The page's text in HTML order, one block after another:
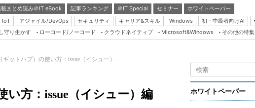
載まとめ読み＠IT eBook 記事ランキング ＠IT Special セミナー
ホワイトペーパー
IoT アジャイル/DevOps セキュリティ キャリア&スキル Windows 初・中級者向けAI
Server & Storage
守り生かす ローコード/ノーコード クラウドネイティブ Microsoft&Windows その他の特集
ギットハブ）の使い方：issue（イシュー）...
方：issue（イシュー）編 ホワイトペーパー